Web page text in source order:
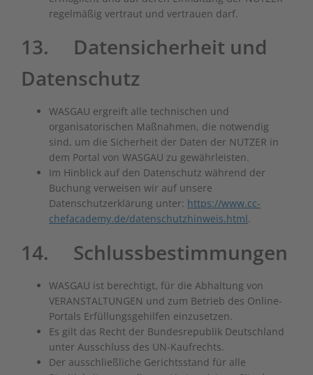
regelmäßig vertraut und vertrauen darf.
13. Datensicherheit und
Datenschutz
WASGAU ergreift alle technischen und
organisatorischen Maßnahmen, die notwendig
sind, um die Sicherheit der Daten der NUTZER in
dem Portal von WASGAU zu gewährleisten.
Im Hinblick auf den Datenschutz während der
Buchung verweisen wir auf unsere
Datenschutzerklärung unter: https://www.cc-
chefacademy.de/datenschutzhinweis.html.
14. Schlussbestimmungen
WASGAU ist berechtigt, für die Abhaltung von
VERANSTALTUNGEN und zum Betrieb des Online-
Portals Erfüllungsgehilfen einzusetzen.
Es gilt das Recht der Bundesrepublik Deutschland
unter Ausschluss des UN-Kaufrechts.
Der ausschließliche Gerichtsstand für alle